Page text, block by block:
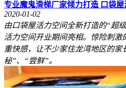
专业魔鬼滑梯厂家倾力打造 口袋
2020-01-02
由口袋屋活力空间全新打造的“超
活力空间开业期间亮相。惊险刺
重快感，让不少家住龙湾地区的家
秘”、“尝鲜”。